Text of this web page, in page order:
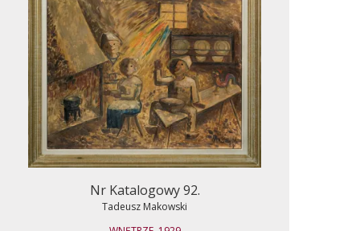
Nr Katalogowy 92.
Tadeusz Makowski